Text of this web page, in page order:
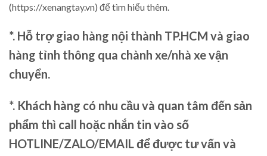
(https://xenangtay.vn) để tìm hiểu thêm.
*. Hỗ trợ giao hàng nội thành TP.HCM và giao
hàng tỉnh thông qua chành xe/nhà xe vận
chuyển.
*. Khách hàng có nhu cầu và quan tâm đến sản
phẩm thì call hoặc nhắn tin vào số
HOTLINE/ZALO/EMAIL để được tư vấn và